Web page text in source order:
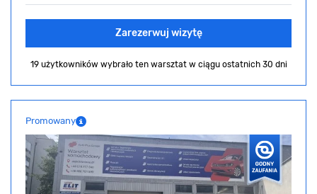
Zarezerwuj wizytę
19 użytkowników wybrało ten warsztat w ciągu ostatnich 30 dni
Promowany